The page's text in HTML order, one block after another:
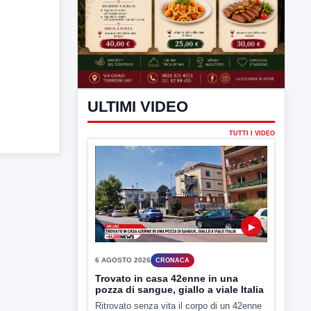
ULTIMI VIDEO
TUTTI I VIDEO
▶
6 AGOSTO 2026 CRONACA
Trovato in casa 42enne in una
pozza di sangue, giallo a viale Italia
Ritrovato senza vita il corpo di un 42enne